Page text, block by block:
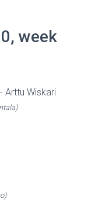
week
- Arttu Wiskari